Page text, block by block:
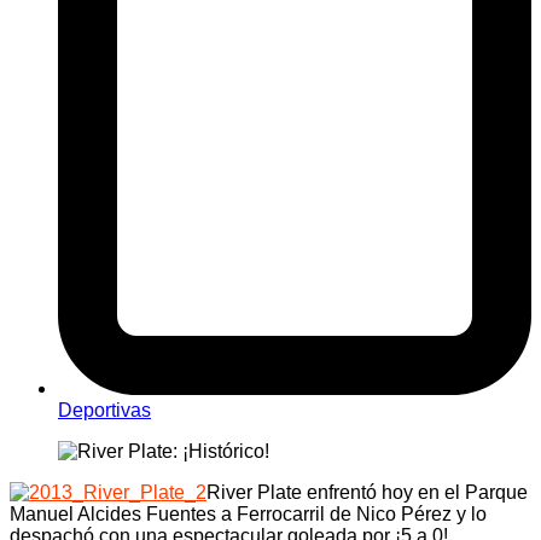
Deportivas
River Plate enfrentó hoy en el Parque
Manuel Alcides Fuentes a Ferrocarril de Nico Pérez y lo